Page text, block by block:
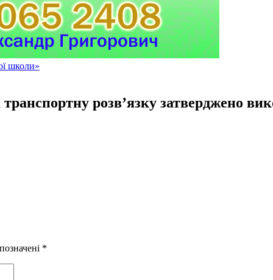
школи»
розв’язку затверджено
*